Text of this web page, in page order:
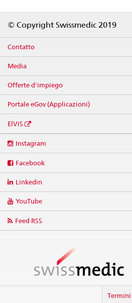
© Copyright Swissmedic 2019
Contatto
Media
Offerte d'impiego
Portale eGov (Applicazioni)
ElViS
media
Instagram
Facebook
Linkedin
YouTube
Feed RSS